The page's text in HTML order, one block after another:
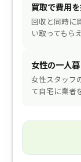
買取で費用
回収と同時に
い取ってもら
女性の一人
女性スタッフ
て自宅に業者